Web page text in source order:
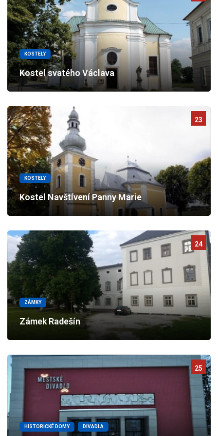
KOSTELY
Kostel svatého Václava
23
KOSTELY
Kostel Navštívení Panny Marie
24
ZÁMKY
Zámek Radešín
25
HISTORICKÉ DOMY DIVADLA